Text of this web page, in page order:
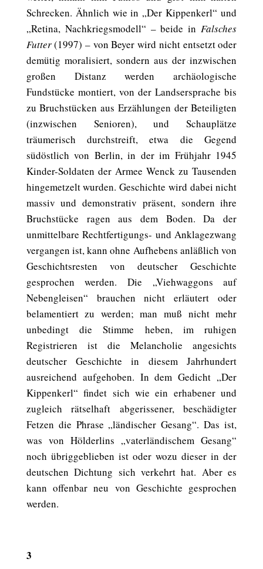
Schrecken. Ähnlich wie in „Der Kippenkerl“ und
„Retina, Nachkriegsmodell“ – beide inFalsches
Futter(1997) – von Beyer wird nicht entsetzt oder
demütig moralisiert, sondern aus der inzwischen
großen Distanz werden archäologische
Fundstücke montiert, von der Landsersprache bis
zu Bruchstücken aus Erzählungen der Beteiligten
(inzwischen Senioren), und Schauplätze
träumerisch durchstreift, etwa die Gegend
südöstlich von Berlin, in der im Frühjahr 1945
Kinder-Soldaten der Armee Wenck zu Tausenden
hingemetzelt wurden. Geschichte wird dabei nicht
massiv und demonstrativ präsent, sondern ihre
Bruchstücke ragen aus dem Boden. Da der
unmittelbare Rechtfertigungs- und Anklagezwang
vergangen ist, kann ohne Aufhebens anläßlich von
Geschichtsresten von deutscher Geschichte
gesprochen werden. Die „Viehwaggons auf
Nebengleisen“ brauchen nicht erläutert oder
belamentiert zu werden; man muß nicht mehr
unbedingt die Stimme heben, im ruhigen
Registrieren ist die Melancholie angesichts
deutscher Geschichte in diesem Jahrhundert
ausreichend aufgehoben. In dem Gedicht „Der
Kippenkerl“ findet sich wie ein erhabener und
zugleich rätselhaft abgerissener, beschädigter
Fetzen die Phrase „ländischer Gesang“. Das ist,
was von Hölderlins „vaterländischem Gesang“
noch übriggeblieben ist oder wozu dieser in der
deutschen Dichtung sich verkehrt hat. Aber es
kann offenbar neu von Geschichte gesprochen
werden.
3